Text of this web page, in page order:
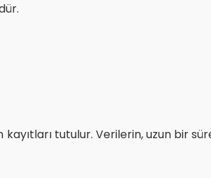
tutulur. Verilerin, uzun bir